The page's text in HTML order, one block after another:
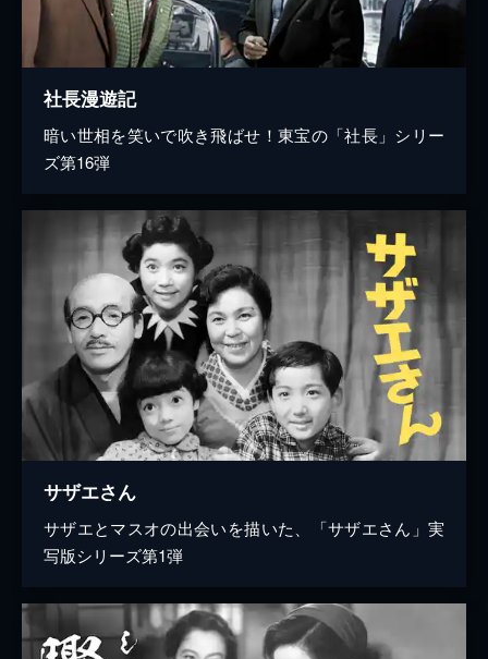
社長漫遊記
暗い世相を笑いで吹き飛ばせ！東宝の「社長」シリー
ズ第16弾
サザエさん
サザエとマスオの出会いを描いた、「サザエさん」実
写版シリーズ第1弾